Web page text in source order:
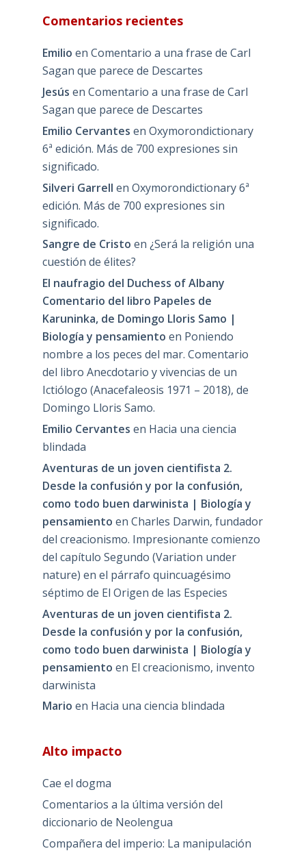
Comentarios recientes
Emilio en Comentario a una frase de Carl
Sagan que parece de Descartes
Jesús en Comentario a una frase de Carl
Sagan que parece de Descartes
Emilio Cervantes en Oxymorondictionary
6ª edición. Más de 700 expresiones sin
significado.
Silveri Garrell en Oxymorondictionary 6ª
edición. Más de 700 expresiones sin
significado.
Sangre de Cristo en ¿Será la religión una
cuestión de élites?
El naufragio del Duchess of Albany
Comentario del libro Papeles de
Karuninka, de Domingo Lloris Samo |
Biología y pensamiento en Poniendo
nombre a los peces del mar. Comentario
del libro Anecdotario y vivencias de un
Ictiólogo (Anacefaleosis 1971 – 2018), de
Domingo Lloris Samo.
Emilio Cervantes en Hacia una ciencia
blindada
Aventuras de un joven cientifista 2.
Desde la confusión y por la confusión,
como todo buen darwinista | Biología y
pensamiento en Charles Darwin, fundador
del creacionismo. Impresionante comienzo
del capítulo Segundo (Variation under
nature) en el párrafo quincuagésimo
séptimo de El Origen de las Especies
Aventuras de un joven cientifista 2.
Desde la confusión y por la confusión,
como todo buen darwinista | Biología y
pensamiento en El creacionismo, invento
darwinista
Mario en Hacia una ciencia blindada
Alto impacto
Cae el dogma
Comentarios a la última versión del
diccionario de Neolengua
Compañera del imperio: La manipulación